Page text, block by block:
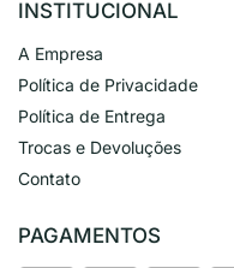
INSTITUCIONAL
A Empresa
Política de Privacidade
Política de Entrega
Trocas e Devoluções
Contato
PAGAMENTOS